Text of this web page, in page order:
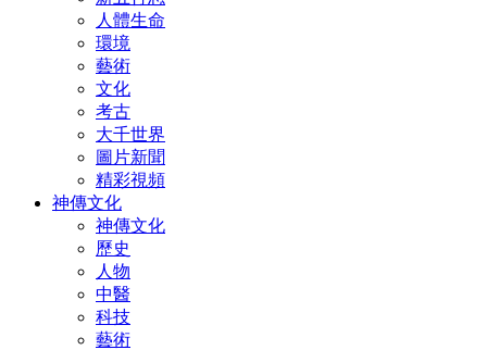
人體生命
環境
藝術
文化
考古
大千世界
圖片新聞
精彩視頻
神傳文化
神傳文化
歷史
人物
中醫
科技
藝術